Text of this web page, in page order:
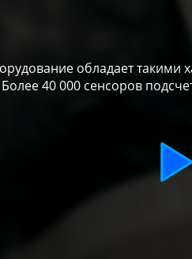
обладает такими
40 000 сенсоров